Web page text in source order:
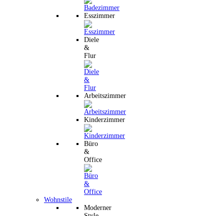
Esszimmer
Diele
&
Flur
Arbeitszimmer
Kinderzimmer
Büro
&
Office
Wohnstile
Moderner